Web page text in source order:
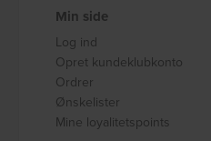
Min side
Log ind
Opret kundeklubkonto
Ordrer
Ønskelister
Mine loyalitetspoints